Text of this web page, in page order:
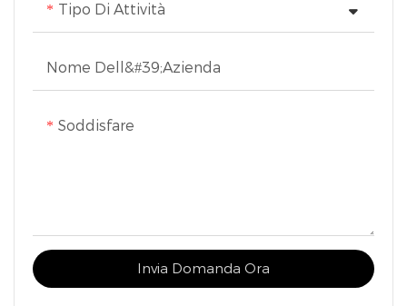
Tipo Di Attività
Nome Dell&#39;azienda
Soddisfare
Invia Domanda Ora